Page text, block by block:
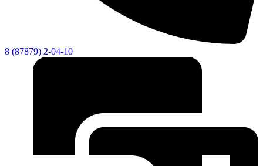
8 (87879) 2-04-10